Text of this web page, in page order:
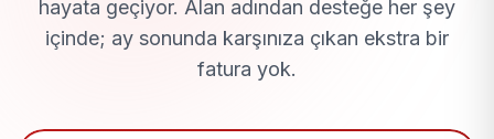
hayata geçiyor. Alan adından desteğe her şey
içinde; ay sonunda karşınıza çıkan ekstra bir
fatura yok.